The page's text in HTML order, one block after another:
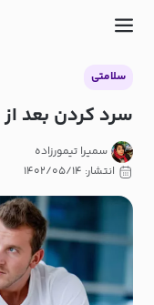
سلامتی
سرد کردن بعد
سمیرا تیمورزاده
انتشار: ۱۴۰۲/۰۵/۱۴